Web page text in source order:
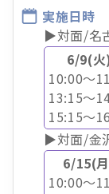
実施日時
▶対面/名
6/9(
10:00～
13:15～
15:15～
▶対面/金
6/15(
10:00～